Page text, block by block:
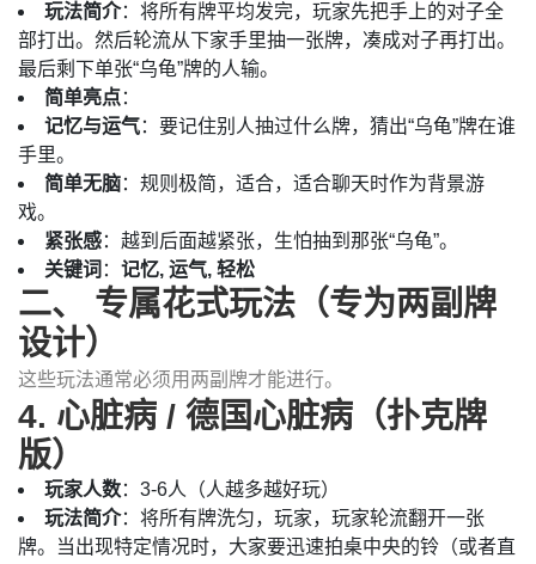
玩法简介：将所有牌平均发完，玩家先把手上的对子全
部打出。然后轮流从下家手里抽一张牌，凑成对子再打出。
最后剩下单张“乌龟”牌的人输。
简单亮点：
记忆与运气：要记住别人抽过什么牌，猜出“乌龟”牌在谁
手里。
简单无脑：规则极简，适合，适合聊天时作为背景游
戏。
紧张感：越到后面越紧张，生怕抽到那张“乌龟”。
关键词 ： 记忆, 运气, 轻松
二、 专属花式玩法（专为两副牌
设计）
这些玩法通常必须用两副牌才能进行。
4. 心脏病 / 德国心脏病（扑克牌
版）
玩家人数：3-6人（人越多越好玩）
玩法简介：将所有牌洗匀，玩家，玩家轮流翻开一张
牌。当出现特定情况时，大家要迅速拍桌中央的铃（或者直